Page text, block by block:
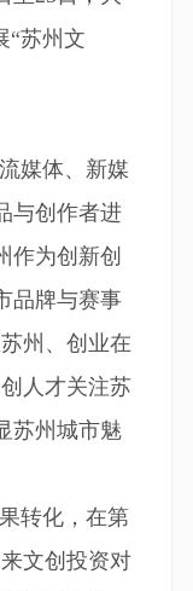
“苏州文
媒体、新媒
与创作者进
作为创新创
品牌与赛事
州、创业在
人才关注苏
苏州城市魅
转化，在第
文创投资对